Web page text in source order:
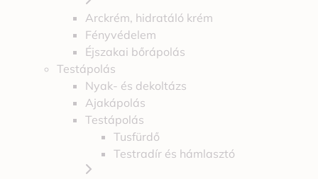
Arckrém, hidratáló krém
Fényvédelem
Éjszakai bőrápolás
Testápolás
Nyak- és dekoltázs
Ajakápolás
Testápolás
Tusfürdő
Testradír és hámlasztó